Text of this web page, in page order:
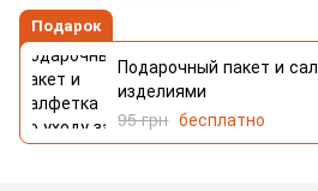
Подарок
Подарочный пакет и
изделиями
95 грн бесплатно